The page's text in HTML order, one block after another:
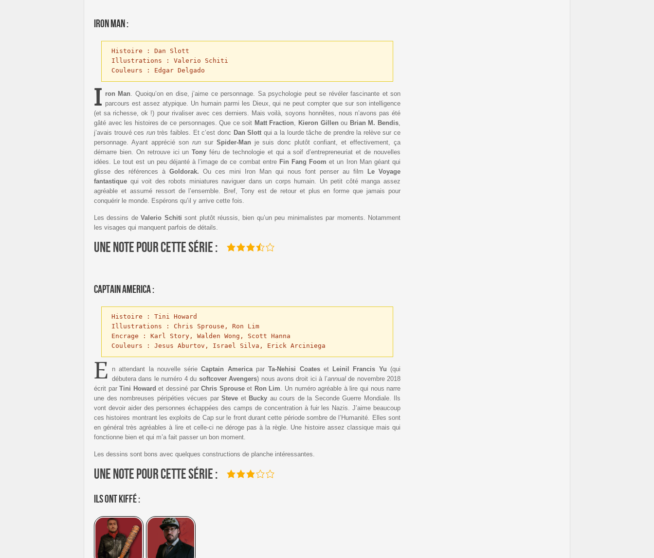
Iron Man :
Histoire : Dan Slott
Illustrations : Valerio Schiti
Couleurs : Edgar Delgado
I ron Man . Quoiqu’on en dise, j’aime ce personnage. Sa psychologie peut se révéler fascinante et son
parcours est assez atypique. Un humain parmi les Dieux, qui ne peut compter que sur son intelligence
(et sa richesse, ok !) pour rivaliser avec ces derniers. Mais voilà, soyons honnêtes, nous n’avons pas été
gâté avec les histoires de ce personnages. Que ce soit Matt Fraction Kieron Gillen ou Brian M. Bendis
j’avais trouvé ces runtrès faibles. Et c’est donc Dan Slott qui a la lourde tâche de prendre la relève sur ce
personnage. Ayant apprécié son runsur Spider-Man je suis donc plutôt confiant, et effectivement, ça
démarre bien. On retrouve ici unTony féru de technologie et qui a soif d’entrepreneuriat et de nouvelles
idées. Le tout est un peu déjanté à l’image de ce combat entre Fin Fang Foom et un Iron Man géant qui
glisse des références à Goldorak. Ou ces mini Iron Man qui nous font penser au film
Le Voyage
fantastique qui voit des robots miniatures naviguer dans un corps humain. Un petit côté manga assez
agréable et assumé ressort de l’ensemble. Bref, Tony est de retour et plus en forme que jamais pour
conquérir le monde. Espérons qu’il y arrive cette fois.
Les dessins deValerio Schiti sont plutôt réussis, bien qu’un peu minimalistes par moments. Notamment
les visages qui manquent parfois de détails.
Une note pour cette série :
Captain America :
Histoire : Tini Howard
Illustrations : Chris Sprouse, Ron Lim
Encrage : Karl Story, Walden Wong, Scott Hanna
Couleurs : Jesus Aburtov, Israel Silva, Erick Arciniega
E n attendant la nouvelle série Captain AmericaparTa-Nehisi Coateset Leinil Francis Yu (qui
débutera dans le numéro 4 du softcover Avengers) nous avons droit ici à l’annualde novembre 2018
écrit parTini Howard et dessiné parChris Sprouseet Ron Lim . Un numéro agréable à lire qui nous narre
une des nombreuses péripéties vécues par Steve et Bucky au cours de la Seconde Guerre Mondiale. Ils
vont devoir aider des personnes échappées des camps de concentration à fuir les Nazis. J’aime beaucoup
ces histoires montrant les exploits de Cap sur le front durant cette période sombre de l’Humanité. Elles sont
en général très agréables à lire et celle-ci ne déroge pas à la règle. Une histoire assez classique mais qui
fonctionne bien et qui m’a fait passer un bon moment.
Les dessins sont bons avec quelques constructions de planche intéressantes.
Une note pour cette série :
Ils ont kiffé :